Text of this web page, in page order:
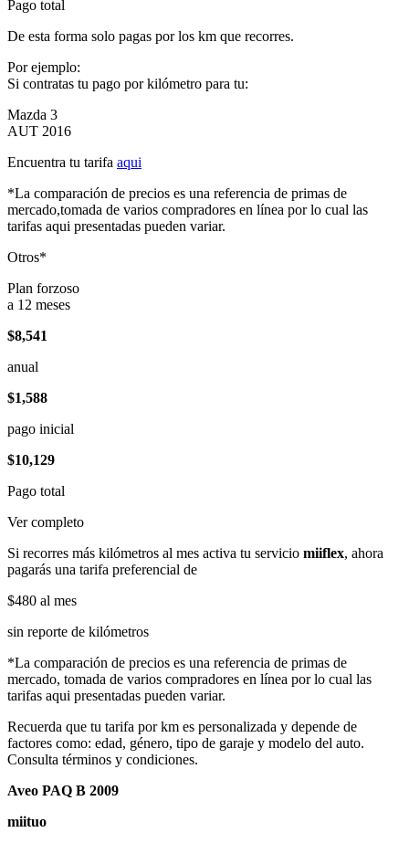
Pago total
De esta forma solo pagas por los km que recorres.
Por ejemplo:
Si contratas tu pago por kilómetro para tu:
Mazda 3
AUT 2016
Encuentra tu tarifa aqui
*La comparación de precios es una referencia de primas de
mercado,tomada de varios compradores en línea por lo cual las
tarifas aqui presentadas pueden variar.
Otros*
Plan forzoso
a 12 meses
$8,541
anual
$1,588
pago inicial
$10,129
Pago total
Ver completo
Si recorres más kilómetros al mes activa tu servicio miiflex, ahora
pagarás una tarifa preferencial de
$480 al mes
sin reporte de kilómetros
*La comparación de precios es una referencia de primas de
mercado, tomada de varios compradores en línea por lo cual las
tarifas aqui presentadas pueden variar.
Recuerda que tu tarifa por km es personalizada y depende de
factores como: edad, género, tipo de garaje y modelo del auto.
Consulta términos y condiciones.
Aveo PAQ B 2009
miituo